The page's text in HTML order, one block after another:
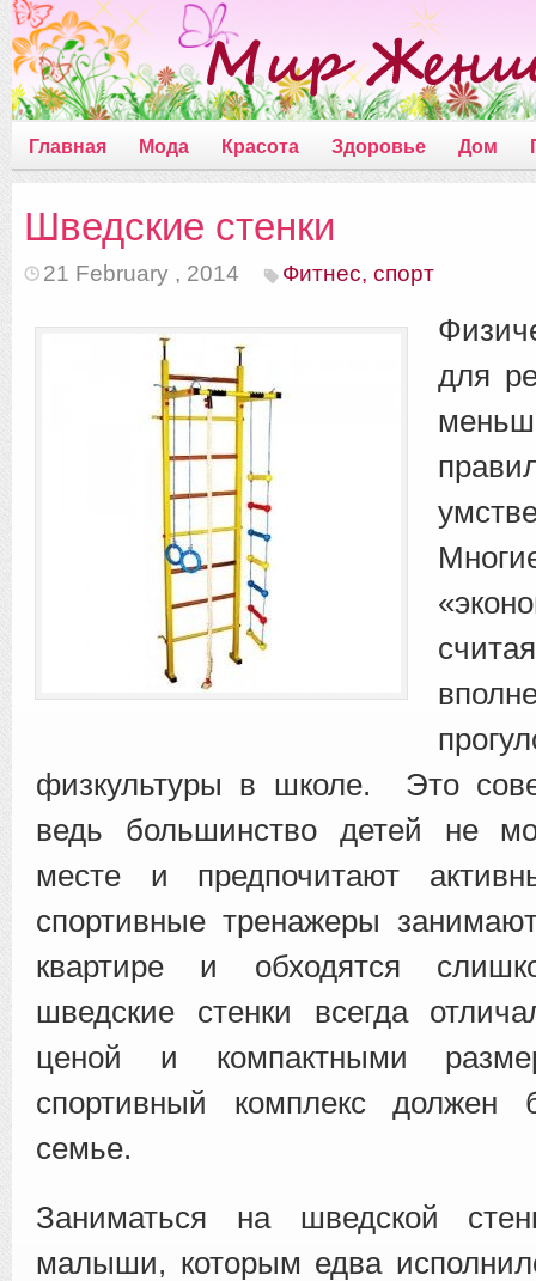
Главная Мода Красота Здоровье Дом
Шведские стенки
21 February , 2014 Фитнес, спорт
для
физкультуры в школе. Это
ведь большинство детей не
месте и предпочитают
спортивные тренажеры
квартире и обходятся
шведские стенки всегда
ценой и компактными
спортивный комплекс
семье.
Заниматься на шведской
малыши, которым едва